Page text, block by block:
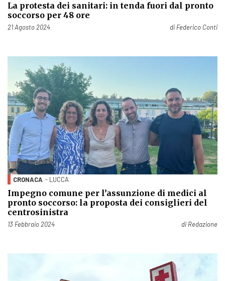
La protesta dei sanitari: in tenda fuori dal pronto
soccorso per 48 ore
Pubblicato il
21 Agosto 2024 di Federico Conti
CRONACA - LUCCA
Impegno comune per l’assunzione di medici al
pronto soccorso: la proposta dei consiglieri del
centrosinistra
Pubblicato il
13 Febbraio 2024 di Redazione